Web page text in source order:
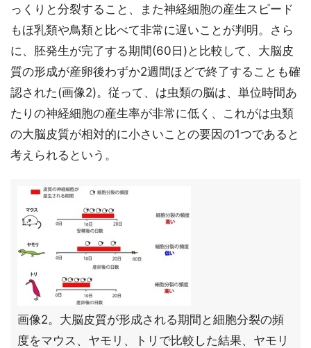
っくりと分裂すること、また神経細胞の産生スピード
もほ乳類や鳥類と比べて非常に遅いことが判明。さら
に、胚発生が完了する期間(60日)と比較して、大脳皮
質の形成が産卵後わずか2週間ほどで終了することも確
認された(画像2)。従って、は虫類の脳は、単位時間あ
たりの神経細胞の産生率が非常に低く、これがは虫類
の大脳皮質が相対的に小さいことの要因の1つであると
考えられるという。
画像2。大脳皮質が形成される期間と細胞分裂の頻
度をマウス、ヤモリ、トリで比較した結果、ヤモリ